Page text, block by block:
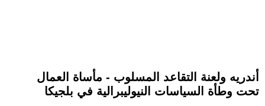
أندريه ولعنة التقاعد المسلوب - مأساة العمال
تحت وطأة السياسات النيوليبرالية في بلجيكا